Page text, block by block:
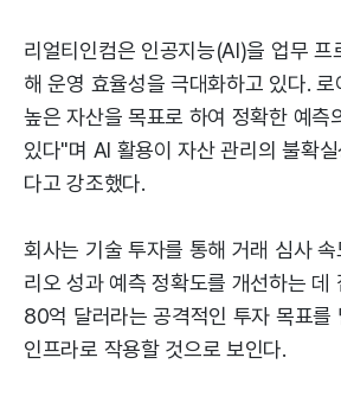
리얼티인컴은 인공지능(AI)을 업무 프
해 운영 효율성을 극대화하고 있다.
높은 자산을 목표로 하여 정확한 예측
있다"며 AI 활용이 자산 관리의 불확
다고 강조했다.
회사는 기술 투자를 통해 거래 심사
리오 성과 예측 정확도를 개선하는 데
80억 달러라는 공격적인 투자 목표를
인프라로 작용할 것으로 보인다.